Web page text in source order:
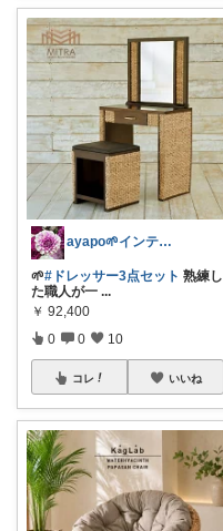
ayapo🌱インテリア&雑貨
🌱#ドレッサー3点セット 熟練し
た職人が一 ...
￥ 92,400
0 0 10
コレ いいね